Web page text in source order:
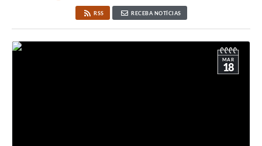
RSS RECEBA NOTÍCIAS
MAR
18